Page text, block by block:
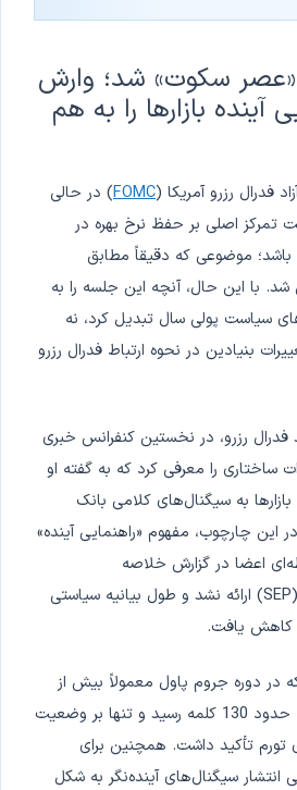
«عصر سکوت» شد؛ وارش
آینده بازارها را به هم
فدرال رزرو آمریکا (FOMC) در حالی
تمرکز اصلی بر حفظ نرخ بهره در
3.50٪ تا 3.75٪ باشد؛ موضوعی که دقیقاً مطابق
با این حال، آنچه این جلسه را به
سیاست پولی سال تبدیل کرد، نه
بنیادین در نحوه ارتباط فدرال رزرو
رزرو، در نخستین کنفرانس خبری
ساختاری را معرفی کرد که به گفته او
به سیگنال‌های کلامی بانک
این چارچوب، مفهوم «راهنمایی آینده»
اعضا در گزارش خلاصه
پیش‌بینی‌های اقتصادی (SEP) ارائه نشد و طول بیانیه سیاستی
کاهش یافت.
در دوره جروم پاول معمولاً بیش از
300 کلمه بود، این بار به حدود 130 کلمه رسید و تنها بر وضعیت
تورم تأکید داشت. همچنین برای
انتشار سیگنال‌های آینده‌نگر به شکل